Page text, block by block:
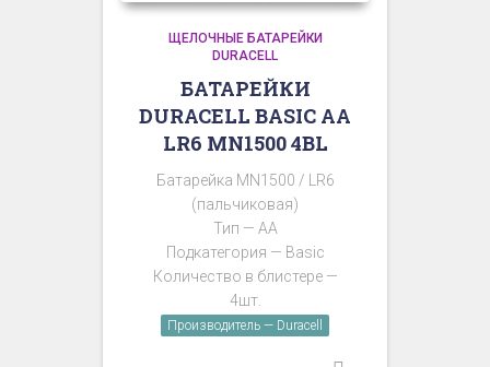
ЩЕЛОЧНЫЕ БАТАРЕЙКИ
DURACELL
БАТАРЕЙКИ
DURACELL BASIC АА
LR6 MN1500 4BL
Батарейка MN1500 / LR6
(пальчиковая)
Тип — AA
Подкатегория — Basic
Количество в блистере —
4шт.
Производитель — Duracell